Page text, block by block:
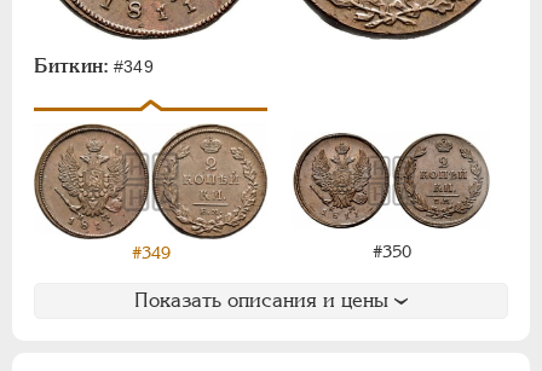
Биткин: #349
#349 #350
Показать описания и цены
Монетовидные
НИКОЛАЙ I 1826-1855
АЛЕКСАНДР II
АЛЕКСАНДР III
1881-1894
НИКОЛАЙ II 1894-1917
ВРЕМЕННОЕ ПРАВ. 1917-1918
ИНОСТРАННЫЕ 1768-1918